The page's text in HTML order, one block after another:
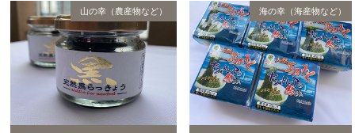
山の幸（農産物など） 海の幸（海産物など）